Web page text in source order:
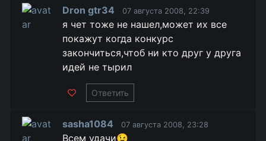
Dron gtr34 07 августа 2008, 22:39
я чет тоже не нашел,может их все
покажут когда конкурс
закончиться,чтоб ни кто друг у друга
идей не тырил
Ответить
sasha1084 07 августа 2008, 23:28
Всем удачи😉